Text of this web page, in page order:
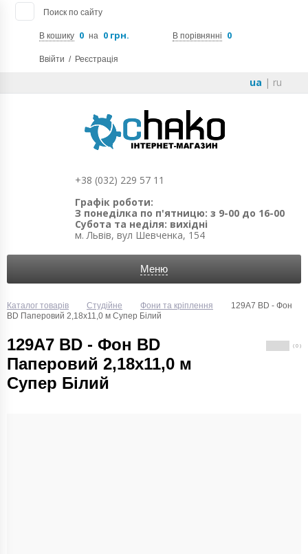
Поиск по сайту
В кошику 0 на 0 грн. В порівнянні 0
Ввійти / Реєстрація
ua | ru
+38 (032) 229 57 11
Графік роботи:
З понеділка по п'ятницю: з 9-00 до 16-00
Субота та неділя: вихідні
м. Львів, вул Шевченка, 154
Меню
Каталог товарів Студійне Фони та кріплення
129А7 BD - Фон
BD Паперовий 2,18х11,0 м Супер Білий
129А7 BD - Фон BD
Паперовий 2,18х11,0 м
Супер Білий
( 0 )